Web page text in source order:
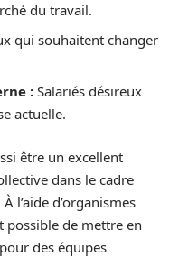
du travail.
qui souhaitent changer
: Salariés désireux
actuelle.
être un excellent
dans le cadre
l’aide d’organismes
possible de mettre en
des équipes